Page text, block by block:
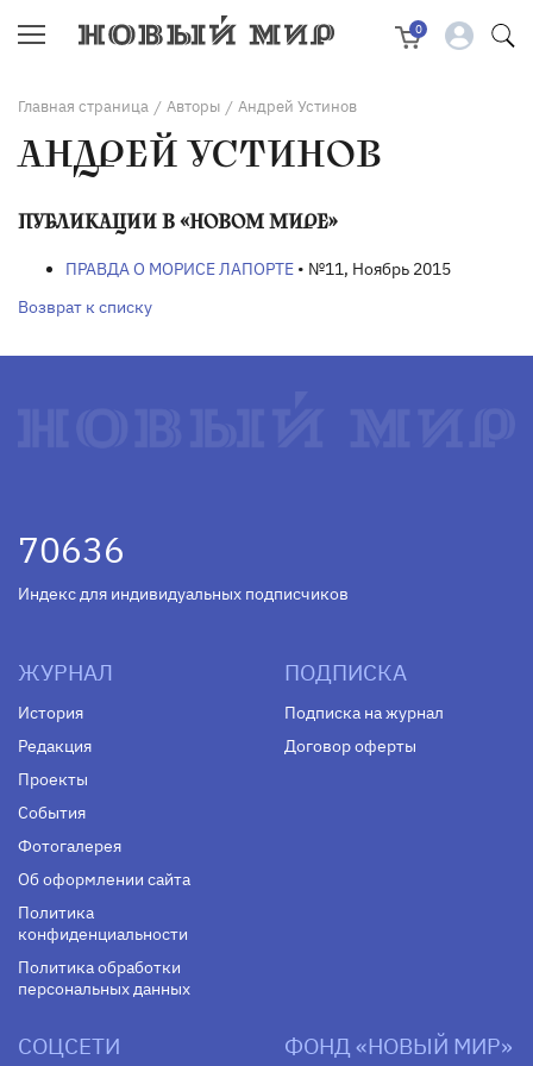
0
Главная страница / Авторы / Андрей Устинов
АНДРЕЙ УСТИНОВ
ПУБЛИКАЦИИ В «НОВОМ МИРЕ»
ПРАВДА О МОРИСЕ ЛАПОРТЕ • №11, Ноябрь 2015
Возврат к списку
70636
Индекс для индивидуальных подписчиков
ЖУРНАЛ
История
Редакция
Проекты
События
Фотогалерея
Об оформлении сайта
Политика
конфиденциальности
Политика обработки
персональных данных
ПОДПИСКА
Подписка на журнал
Договор оферты
СОЦСЕТИ ФОНД «НОВЫЙ МИР»